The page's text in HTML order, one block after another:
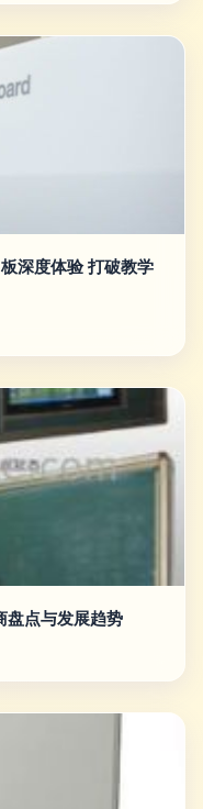
深度体验 打破教学
盘点与发展趋势